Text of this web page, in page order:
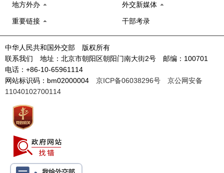
地方外办 外交新媒体
重要链接 干部考录
中华人民共和国外交部 版权所有
联系我们 地址：北京市朝阳区朝阳门南大街2号 邮编：100701
电话：+86-10-65961114
网站标识码：bm02000004 京ICP备06038296号
京公网安备
11040102700114